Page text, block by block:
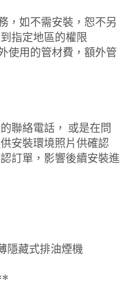
，如不需安裝，恕不另
指定地區的權限
使用的管材費，額外管
聯絡電話， 或是在問
安裝環境照片供確認
訂單，影響後續安裝進
隱藏式排油煙機